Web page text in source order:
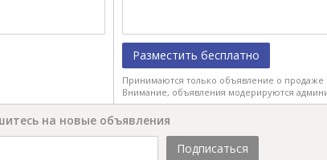
Разместить бесплатно
Принимаются только объявление о продаже
Внимание, объявления модерируются
на новые объявления
Подписаться